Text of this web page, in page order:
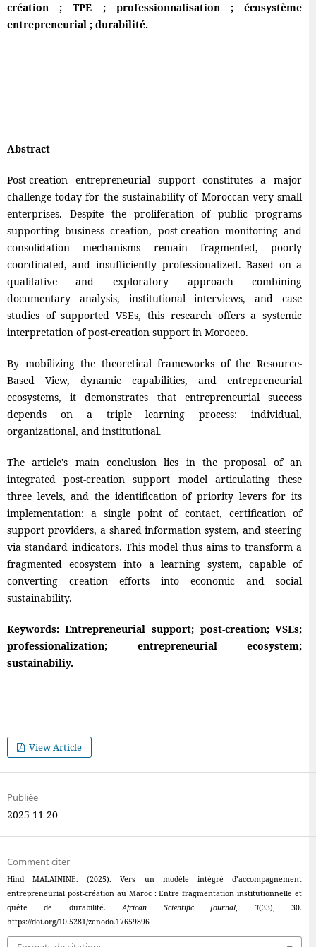
création ; TPE ; professionnalisation ; écosystème
entrepreneurial ; durabilité.
Abstract
Post-creation entrepreneurial support constitutes a major
challenge today for the sustainability of Moroccan very small
enterprises. Despite the proliferation of public programs
supporting business creation, post-creation monitoring and
consolidation mechanisms remain fragmented, poorly
coordinated, and insufficiently professionalized. Based on a
qualitative and exploratory approach combining
documentary analysis, institutional interviews, and case
studies of supported VSEs, this research offers a systemic
interpretation of post-creation support in Morocco.
By mobilizing the theoretical frameworks of the Resource-
Based View, dynamic capabilities, and entrepreneurial
ecosystems, it demonstrates that entrepreneurial success
depends on a triple learning process: individual,
organizational, and institutional.
The article's main conclusion lies in the proposal of an
integrated post-creation support model articulating these
three levels, and the identification of priority levers for its
implementation: a single point of contact, certification of
support providers, a shared information system, and steering
via standard indicators. This model thus aims to transform a
fragmented ecosystem into a learning system, capable of
converting creation efforts into economic and social
sustainability.
Keywords: Entrepreneurial support; post-creation; VSEs;
professionalization; entrepreneurial ecosystem;
sustainabiliy.
View Article
Publiée
2025-11-20
Comment citer
Hind MALAININE. (2025). Vers un modèle intégré d’accompagnement
entrepreneurial post-création au Maroc : Entre fragmentation institutionnelle et
quête de durabilité.African Scientific Journal, 3(33), 30.
https://doi.org/10.5281/zenodo.17659896